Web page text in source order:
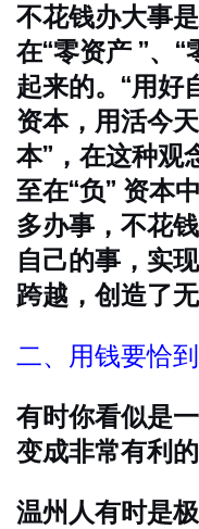
不花钱办大事
在“零资产 ”、
起来的。“用好
资本，用活今
本”，在这种观
至在“负” 资本
多办事，不花
自己的事，实
跨越，创造了
二、用钱要恰
有时你看似是
变成非常有利
温州人有时是